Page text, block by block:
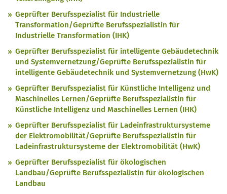
Geprüfter Berufsspezialist für Industrielle
Transformation/Geprüfte Berufsspezialistin für
Industrielle Transformation (IHK)
Geprüfter Berufsspezialist für intelligente Gebäudetechnik
und Systemvernetzung/Geprüfte Berufsspezialistin für
intelligente Gebäudetechnik und Systemvernetzung (HwK)
Geprüfter Berufsspezialist für Künstliche Intelligenz und
Maschinelles Lernen/Geprüfte Berufsspezialistin für
Künstliche Intelligenz und Maschinelles Lernen (IHK)
Geprüfter Berufsspezialist für Ladeinfrastruktursysteme
der Elektromobilität/Geprüfte Berufsspezialistin für
Ladeinfrastruktursysteme der Elektromobilität (HwK)
Geprüfter Berufsspezialist für ökologischen
Landbau/Geprüfte Berufsspezialistin für ökologischen
Landbau